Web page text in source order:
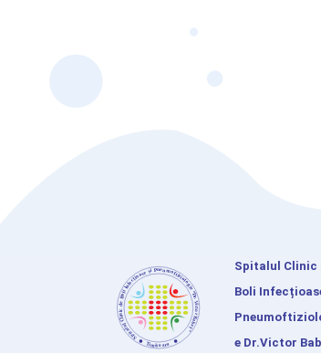
Spitalul Clinic
Boli
e Dr.Victor